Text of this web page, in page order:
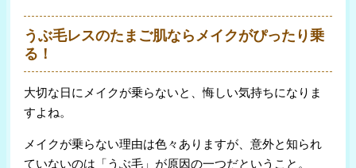
うぶ毛レスのたまご肌ならメイクがぴったり乗
る！
大切な日にメイクが乗らないと、悔しい気持ちになりま
すよね。
メイクが乗らない理由は色々ありますが、意外と知られ
ていないのは「うぶ毛」が原因の一つだということ。